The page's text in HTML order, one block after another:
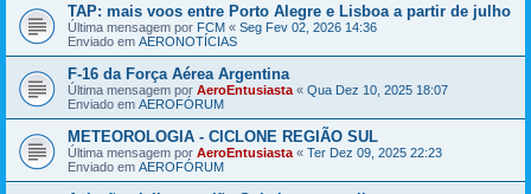
TAP: mais voos entre Porto Alegre e Lisboa a partir de julho
Última mensagem por FCM « Seg Fev 02, 2026 14:36
Enviado em AERONOTÍCIAS
F-16 da Força Aérea Argentina
Última mensagem por AeroEntusiasta « Qua Dez 10, 2025 18:07
Enviado em AEROFÓRUM
METEOROLOGIA - CICLONE REGIÃO SUL
Última mensagem por AeroEntusiasta « Ter Dez 09, 2025 22:23
Enviado em AEROFÓRUM